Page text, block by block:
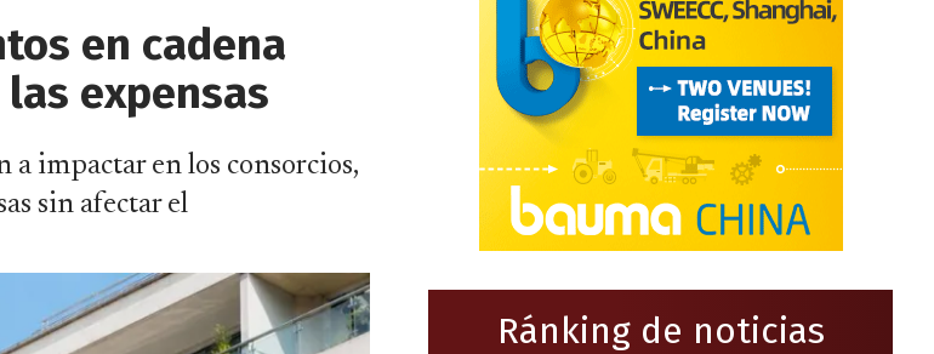
en cadena
expensas
a impactar en los consorcios,
sin afectar el
Ránking de noticias